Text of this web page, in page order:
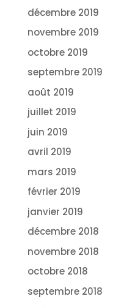
décembre 2019
novembre 2019
octobre 2019
septembre 2019
août 2019
juillet 2019
juin 2019
avril 2019
mars 2019
février 2019
janvier 2019
décembre 2018
novembre 2018
octobre 2018
septembre 2018